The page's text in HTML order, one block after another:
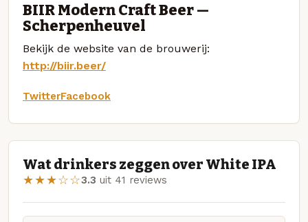
BIIR Modern Craft Beer —
Scherpenheuvel
Bekijk de website van de brouwerij:
http://biir.beer/
TwitterFacebook
Wat drinkers zeggen over White IPA
★★★☆☆3.3 uit 41 reviews